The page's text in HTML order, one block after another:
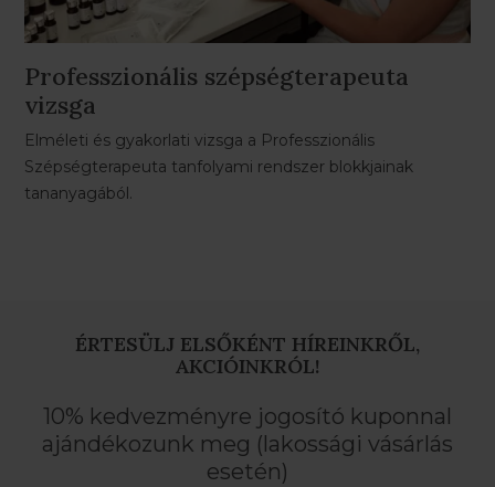
Professzionális szépségterapeuta
vizsga
Elméleti és gyakorlati vizsga a Professzionális
Szépségterapeuta tanfolyami rendszer blokkjainak
tananyagából.
ÉRTESÜLJ ELSŐKÉNT HÍREINKRŐL,
AKCIÓINKRÓL!
10% kedvezményre jogosító kuponnal
ajándékozunk meg (lakossági vásárlás
esetén)